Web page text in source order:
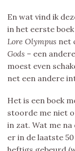
En wat vind ik
in het eerste
Lore Olympus net
Gods – een andere
moest even
net een andere
Het is een boek
stoorde me niet
in zat. Wat me na
er in de laatste